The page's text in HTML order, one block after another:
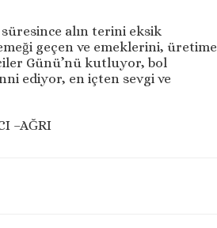
alın terini eksik
geçen ve emeklerini, üretime
Günü’nü kutluyor, bol
ediyor, en içten sevgi ve
–AĞRI